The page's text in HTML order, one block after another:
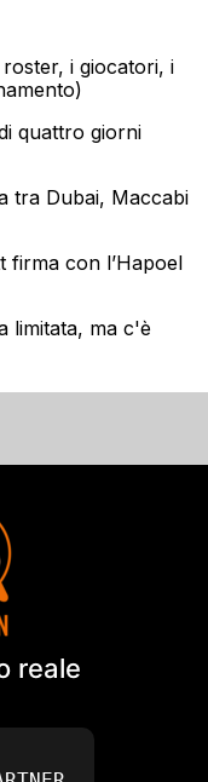
i giocatori, i
quattro giorni
tra Dubai, Maccabi
firma con l’Hapoel
limitata, ma c'è
reale